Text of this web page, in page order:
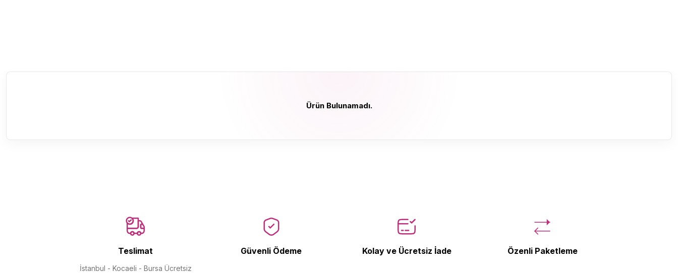
Ürün Bulunamadı.
Teslimat
İstanbul - Kocaeli - Bursa Ücretsiz
Güvenli Ödeme Kolay ve Ücretsiz İade Özenli Paketleme